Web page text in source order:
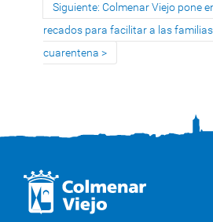
Siguiente: Colmenar Viejo pone
recados para facilitar a las
cuarentena